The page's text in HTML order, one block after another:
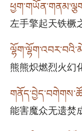
左手擎起天铁橛
熊熊炽燃烈火幻
能害魔众无遗焚